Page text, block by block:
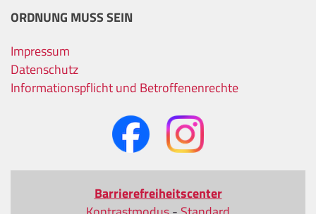
ORDNUNG MUSS SEIN
Impressum
Datenschutz
Informationspflicht und Betroffenenrechte
Barrierefreiheitscenter